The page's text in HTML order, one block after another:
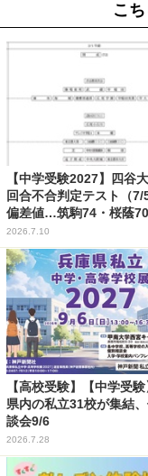
こ
【中学受験2027】四谷
回合不合判定テスト（7/
偏差値…筑駒74・桜蔭
2026.7.10
【高校受験】【中学受
県内の私立31校が集結
談会9/6
2026.7.28